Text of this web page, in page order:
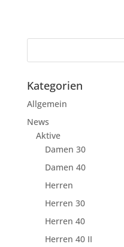
Kategorien
Allgemein
News
Aktive
Damen 30
Damen 40
Herren
Herren 30
Herren 40
Herren 40 II